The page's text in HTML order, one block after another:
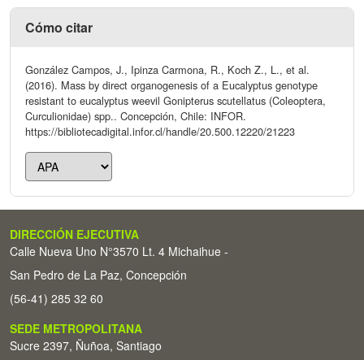
Cómo citar
González Campos, J., Ipinza Carmona, R., Koch Z., L., et al.
(2016). Mass by direct organogenesis of a Eucalyptus genotype
resistant to eucalyptus weevil Gonipterus scutellatus (Coleoptera,
Curculionidae) spp.. Concepción, Chile: INFOR.
https://bibliotecadigital.infor.cl/handle/20.500.12220/21223
DIRECCIÓN EJECUTIVA
Calle Nueva Uno N°3570 Lt. 4 Michaihue -
San Pedro de La Paz, Concepción
(56-41) 285 32 60
SEDE METROPOLITANA
Sucre 2397, Ñuñoa, Santiago